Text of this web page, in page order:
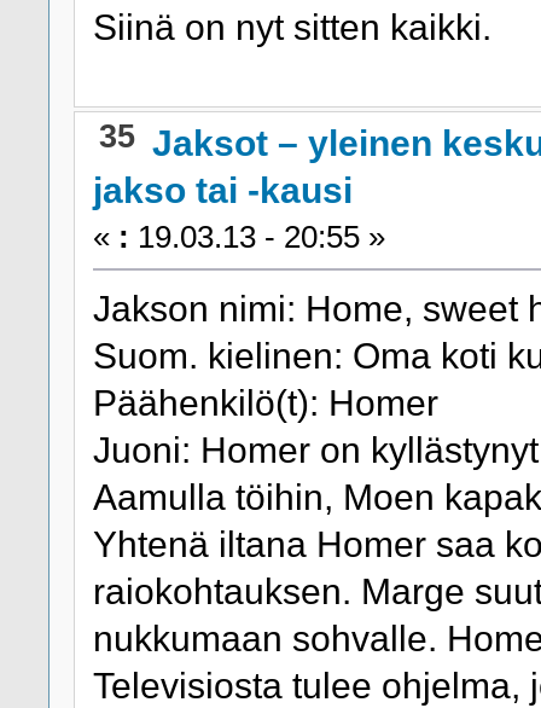
Siinä on nyt sitten kaikki.
35 Jaksot – yleinen
jakso tai -kausi
« : 19.03.13 - 20:55 »
Jakson nimi: Home, sweet
Suom. kielinen: Oma koti
Päähenkilö(t): Homer
Juoni: Homer on
Aamulla töihin, Moen
Yhtenä iltana Homer saa
raiokohtauksen. Marge
nukkumaan sohvalle.
Televisiosta tulee ohjelma,